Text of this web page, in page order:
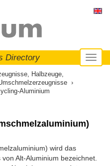
Directory
Halbzeuge,
Aluminium
wird das
Alt-Aluminium bezeichnet.